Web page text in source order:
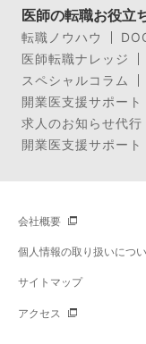
医師の転職お役立
転職ノウハウ
医師転職ナレッジ
スペシャルコラム
開業医支援サポート
求人のお知らせ代行
開業医支援サポー
会社概要
個人情報の取り扱いにつ
サイトマップ
アクセス